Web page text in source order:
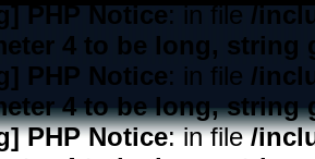
PHP Notice: in file/
4 to be long, string
PHP Notice: in file /
4 to be long, string
PHP Notice: in file/